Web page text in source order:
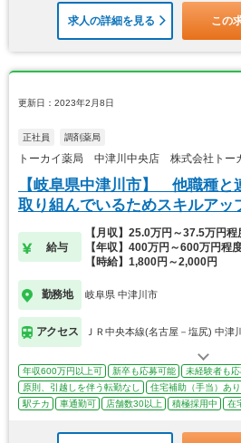
求人の詳細を見る この
更新日：2023年2月8日
正社員 調剤薬局
トーカイ薬局 中津川中央店 株式会社トー
【岐阜県中津川市】 他職種と
取り組んでいるためスキルアッ
給与
【月収】25.0万円～37.5万円程
【年収】400万円～600万円程
【時給】1,800円～2,000円
勤務地 岐阜県 中津川市
アクセス ＪＲ中央本線(名古屋－塩尻) 中津
年収600万円以上可 新卒も応募可能
未経験者も
原則、引越しを伴う転勤なし
住宅補助（手当）あり
駅チカ
車通勤可 店舗数30以上 積極採用中 在